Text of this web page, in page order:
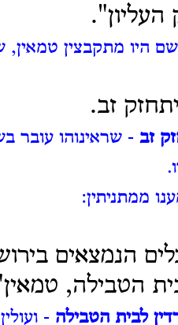
היו מתקבצין
זב.
זב - שראינוהו עובר
ממתניתין:
הנמצאים
הטבילה,
לבית הטבילה -